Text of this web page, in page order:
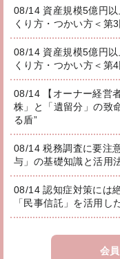
08/14 資産規模5億円
くり方・つかい方＜第
08/14 資産規模5億円
くり方・つかい方＜第
08/14 【オーナー経営
株」と「遺留分」の致
る盾”
08/14 税務調査に要注
与」の基礎知識と活用
08/14 認知症対策には
「民事信託」を活用し
会